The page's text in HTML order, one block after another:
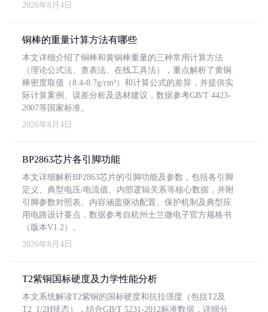
2026年8月4日
铜棒的重量计算方法有哪些
本文详细介绍了铜棒和黄铜棒重量的三种常用计算方法
（理论公式法、查表法、在线工具法），重点解析了黄铜
棒密度取值（8.4-8.7g/cm³）和计算公式的差异，并提供实
际计算案例、误差分析及选材建议，数据参考GB/T 4423-
2007等国家标准。
2026年8月4日
BP2863芯片各引脚功能
本文详细解析BP2863芯片的引脚功能及参数，包括各引脚
定义、典型电压/电流值、内部逻辑关系等核心数据，并附
引脚参数对照表。内容涵盖驱动配置、保护机制及典型应
用电路设计要点，数据参考自杭州士兰微电子官方规格书
（版本V1.2）。
2026年8月4日
T2紫铜国标硬度及力学性能分析
本文系统解读T2紫铜的国标硬度和抗拉强度（包括T2及
T2_1/2H状态），结合GB/T 5231-2012标准数据，详细分